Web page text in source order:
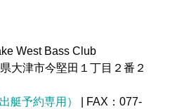
た
た
た
West Bass Club
大津市今堅田１丁目２番２
艇予約専用） | FAX：077-